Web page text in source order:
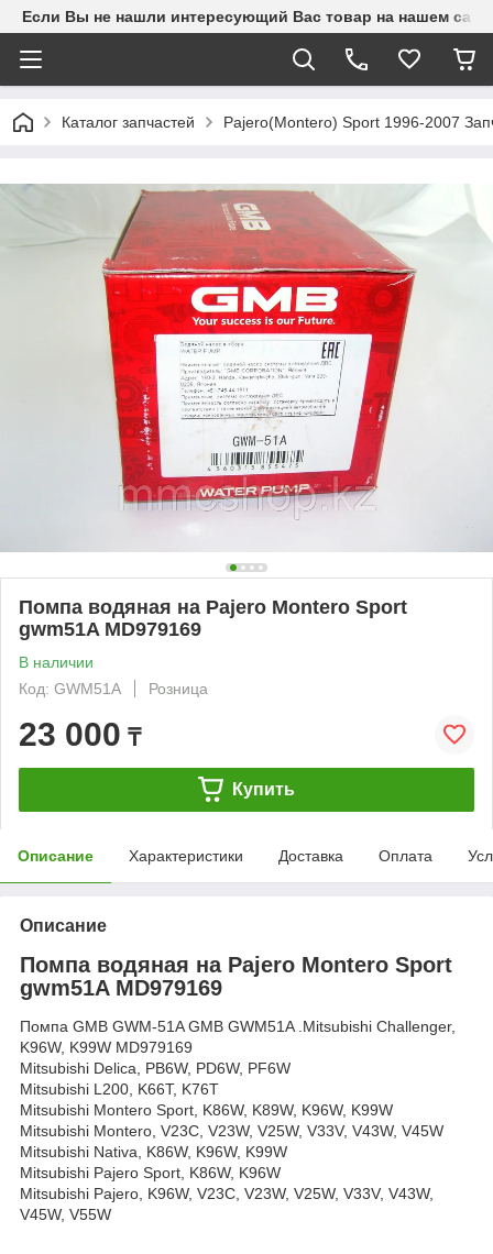
Если Вы не нашли интересующий Вас товар на нашем
Каталог запчастей Pajero(Montero) Sport 1996-2007
Помпа водяная на Pajero Montero Sport
gwm51A MD979169
В наличии
Код: GWM51A
Розница
23 000 ₸
Купить
Описание Характеристики Доставка Оплата
Описание
Помпа водяная на Pajero Montero Sport
gwm51A MD979169
Помпа GMB GWM-51A GMB GWM51A .Mitsubishi Challenger,
K96W, K99W MD979169
Mitsubishi Delica, PB6W, PD6W, PF6W
Mitsubishi L200, K66T, K76T
Mitsubishi Montero Sport, K86W, K89W, K96W, K99W
Mitsubishi Montero, V23C, V23W, V25W, V33V, V43W, V45W
Mitsubishi Nativa, K86W, K96W, K99W
Mitsubishi Pajero Sport, K86W, K96W
Mitsubishi Pajero, K96W, V23C, V23W, V25W, V33V, V43W,
V45W, V55W